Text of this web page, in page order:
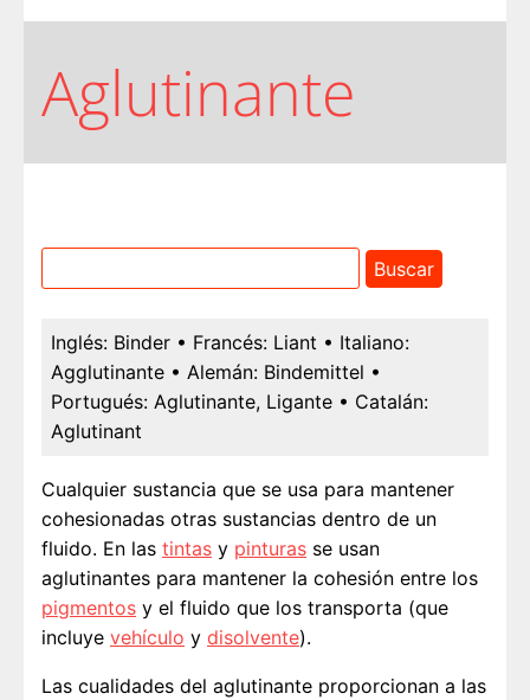
Aglutinante
Inglés: Binder • Francés: Liant • Italiano:
Agglutinante • Alemán: Bindemittel •
Portugués: Aglutinante, Ligante • Catalán:
Aglutinant
Cualquier sustancia que se usa para mantener
cohesionadas otras sustancias dentro de un
fluido. En las tintas y pinturas se usan
aglutinantes para mantener la cohesión entre los
pigmentos y el fluido que los transporta (que
incluye vehículo y disolvente).
Las cualidades del aglutinante proporcionan a las